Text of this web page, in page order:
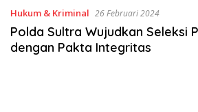
Hukum & Kriminal 26 Februari 2024
Polda Sultra Wujudkan Seleksi
dengan Pakta Integritas